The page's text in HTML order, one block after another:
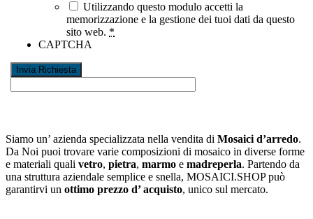
Utilizzando questo modulo accetti la
memorizzazione e la gestione dei tuoi dati da questo
sito web. *
CAPTCHA
Siamo un’ azienda specializzata nella vendita di Mosaici d’arredo.
Da Noi puoi trovare varie composizioni di mosaico in diverse forme
e materiali quali vetro, pietra, marmo e madreperla. Partendo da
una struttura aziendale semplice e snella, MOSAICI.SHOP può
garantirvi un ottimo prezzo d’ acquisto, unico sul mercato.